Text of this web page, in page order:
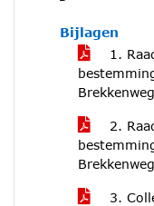
Bijlagen
1.
Brekkenweg
2.
Brekkenweg
3.